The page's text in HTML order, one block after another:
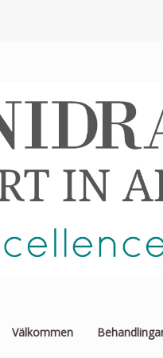
Välkommen